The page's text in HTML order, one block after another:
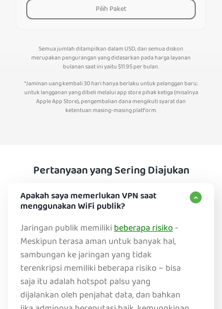
Pilih Paket
Semua jumlah ditampilkan dalam USD, dan semua diskon
merupakan pengurangan yang didasarkan pada harga layanan
bulanan saat ini yaitu$11.95per bulan.
*Jaminan uang kembali 30 hari hanya berlaku untuk pelanggan baru;
untuk langganan yang dibeli melalui app store pihak ketiga (misalnya
Apple App Store), pengembalian dana mengikuti syarat dan
ketentuan masing-masing platform.
Pertanyaan yang Sering Diajukan
Apakah saya memerlukan VPN saat
menggunakan WiFi publik?
Jaringan publik memilikibeberapa risiko-
Meskipun terasa aman untuk banyak hal,
sambungan ke jaringan yang tidak
terenkripsi memiliki beberapa risiko – bisa
saja itu adalah hotspot palsu yang
dijalankan oleh penjahat data, dan bahkan